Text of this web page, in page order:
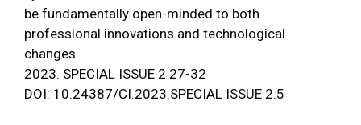
be fundamentally open-minded to both
professional innovations and technological
changes.
2023. SPECIAL ISSUE 2 27-32
DOI: 10.24387/CI.2023.SPECIAL ISSUE 2.5